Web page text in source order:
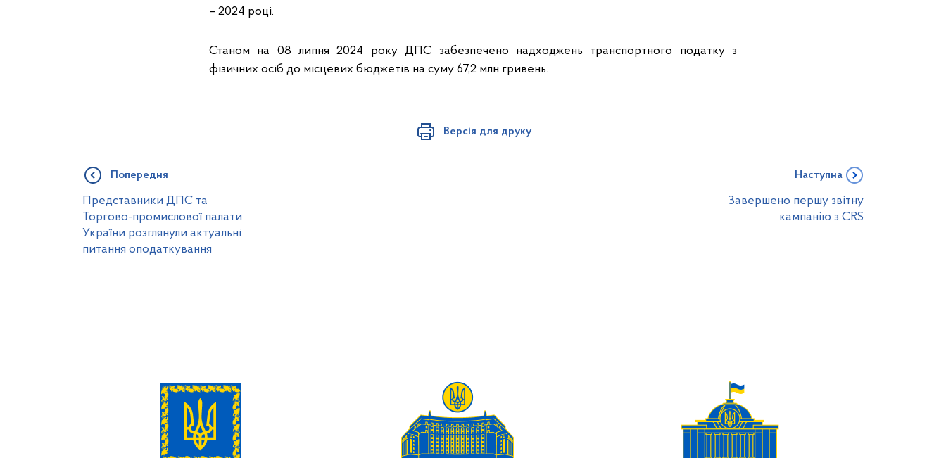
– 2024 році.
Станом на 08 липня 2024 року ДПС забезпечено надходжень транспортного податку з
фізичних осіб до місцевих бюджетів на суму 67,2 млн гривень.
Версія для друку
Попередня
Представники ДПС та
Торгово-промислової палати
України розглянули актуальні
питання оподаткування
Наступна
Завершено першу звітну
кампанію з CRS